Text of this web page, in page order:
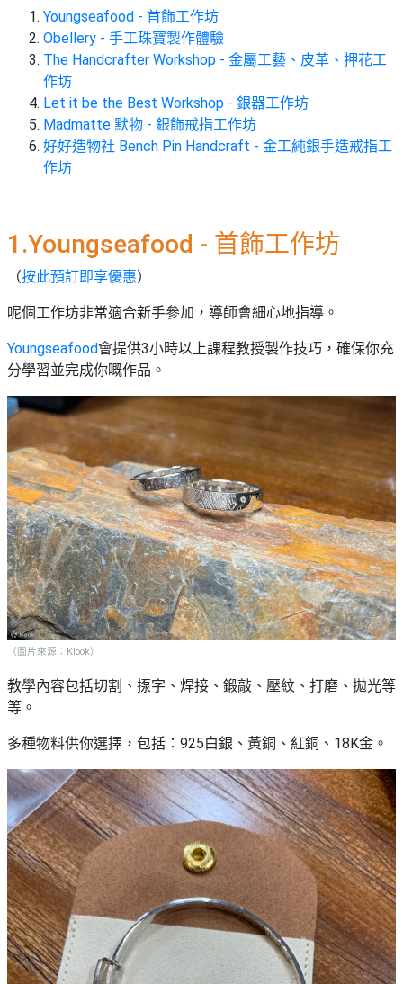
糕
花
束
花
藝
禮
製
物
場
地
佈
用
即
食
即
煮
系
列
聚
會
及
拍
拖
廳
BBQ
場
地
新
奇
玩
樂
體
聚
會
慶
生
日
企
業/
公
司
活
動
禮
親
子
活
動
活
動
略
會
夾
時
神
器
情
心
願
清
單
聯
我
們
關
於
們
美
食
子
好
節
結
#
末
去
處
#
場
地
#
到
會
#
糕
行
#
郊
遊
#
野
餐
#
沙
灘
Youngseafood - 首飾工作坊
Obellery - 手工珠寶製作體驗
The Handcrafter Workshop - 金屬工藝、皮革、押花工
作坊
Let it be the Best Workshop - 銀器工作坊
Madmatte 默物 - 銀飾戒指工作坊
好好造物社 Bench Pin Handcraft - 金工純銀手造戒指工
作坊
1.Youngseafood - 首飾工作坊
（按此預訂即享優惠）
呢個工作坊非常適合新手參加，導師會細心地指導。
Youngseafood會提供3小時以上課程教授製作技巧，確保你充
分學習並完成你嘅作品。
（圖片來源：Klook）
教學內容包括切割、揼字、焊接、鍛敲、壓紋、打磨、拋光等
等。
多種物料供你選擇，包括：925白銀、黃銅、紅銅、18K金。